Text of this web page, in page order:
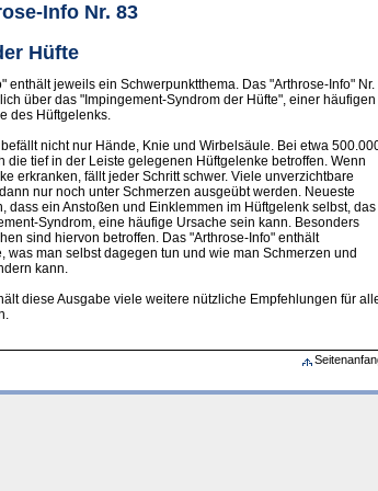
Info Nr. 83
Hüfte
enthält jeweils ein Schwerpunktthema. Das "Arthrose-Info" Nr.
über das "Impingement-Syndrom der Hüfte", einer häufigen
des Hüftgelenks.
nicht nur Hände, Knie und Wirbelsäule. Bei etwa
die tief in der Leiste gelegenen Hüftgelenke betroffen. Wenn
erkranken, fällt jeder Schritt schwer. Viele unverzichtbare
nur noch unter Schmerzen ausgeübt werden. Neueste
dass ein Anstoßen und Einklemmen im Hüftgelenk selbst, das
Syndrom, eine häufige Ursache sein kann. Besonders
sind hiervon betroffen. Das "Arthrose-Info" enthält
was man selbst dagegen tun und wie man Schmerzen und
kann.
diese Ausgabe viele weitere nützliche Empfehlungen für